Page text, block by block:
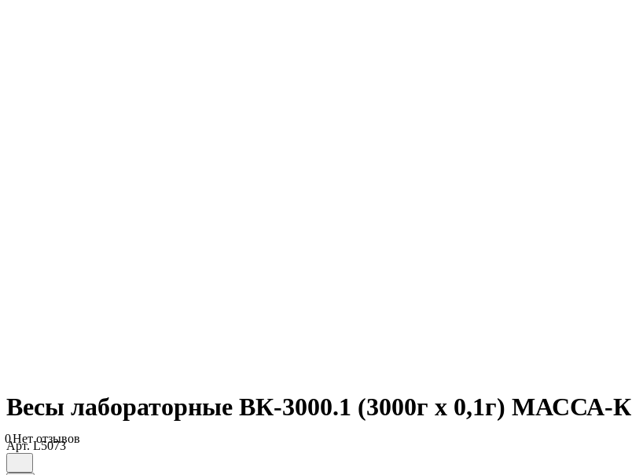
Весы лабораторные ВК-3000.1 (3000г х 0,1г) МАССА-К
0Нет отзывов
Арт.L5073